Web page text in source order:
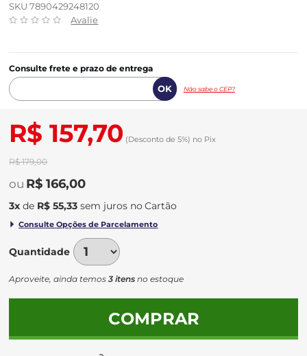
SKU 7890429248120
Avalie
Consulte frete e prazo de entrega
Não sabe o CEP?
R$ 157,70 (Desconto de 5%) no Pix
R$ 179,00
R$ 166,00
3x de R$ 55,33 sem juros no
Quantidade
Aproveite, ainda temos3 itens no estoque
COMPRAR